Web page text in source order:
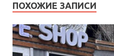
ПОХОЖИЕ ЗАПИСИ